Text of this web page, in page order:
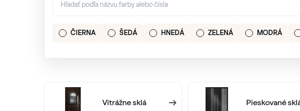
ČIERNA ŠEDÁ HNEDÁ ZELENÁ MODRÁ
Vitrážne sklá Pieskované